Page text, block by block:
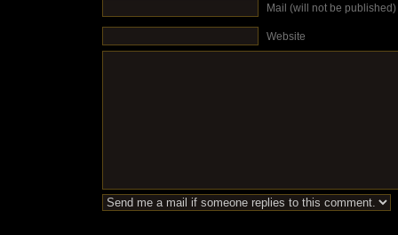
Mail (will not be
Website